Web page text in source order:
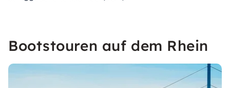
Bootstouren auf dem Rhein